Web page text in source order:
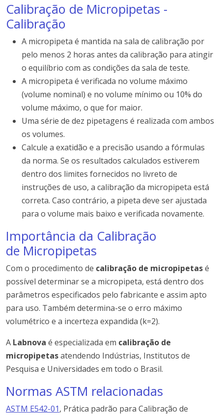
Calibração de Micropipetas -
Calibração
A micropipeta é mantida na sala de calibração por
pelo menos 2 horas antes da calibração para atingir
o equilíbrio com as condições da sala de teste.
A micropipeta é verificada no volume máximo
(volume nominal) e no volume mínimo ou 10% do
volume máximo, o que for maior.
Uma série de dez pipetagens é realizada com ambos
os volumes.
Calcule a exatidão e a precisão usando a fórmulas
da norma. Se os resultados calculados estiverem
dentro dos limites fornecidos no livreto de
instruções de uso, a calibração da micropipeta está
correta. Caso contrário, a pipeta deve ser ajustada
para o volume mais baixo e verificada novamente.
Importância da Calibração
de Micropipetas
Com o procedimento de calibração de micropipetasé
possível determinar se a micropipeta, está dentro dos
parâmetros especificados pelo fabricante e assim apto
para uso. Também determina-se o erro máximo
volumétrico e a incerteza expandida (k=2).
A Labnova é especializada em calibração de
micropipetasatendendo Indústrias, Institutos de
Pesquisa e Universidades em todo o Brasil.
Normas ASTM relacionadas
ASTM E542-01, Prática padrão para Calibração de